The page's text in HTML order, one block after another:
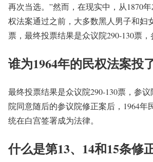
再次当选。”然而，在现实中，从1870
权法案通过之前，大多数黑人男子和妇
票，最终投票结果是众议院290-130票，
谁为1964年的民权法案投
最终投票结果是众议院290-130票，参
院同意随后的参议院修正案后，1964年
统在白宫签署成为法律。
什么是第13、14和15条修